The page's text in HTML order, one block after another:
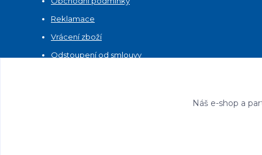
Reklamace
Vrácení zboží
Odstoupení od smlouvy
Náš e-shop a